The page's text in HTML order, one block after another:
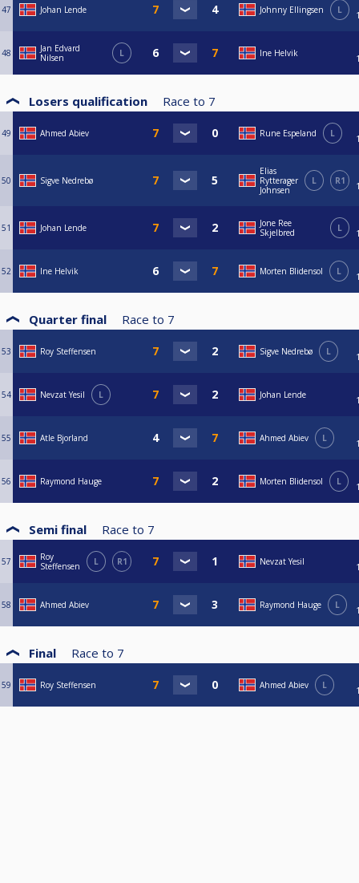
47 Johan Lende Johnny Ellingsen L
48
Jan Edvard
Nilsen
L Ine Helvik
Losers qualification Race to 7
49 Ahmed Abiev Rune Espeland L
50 Sigve Nedrebø
Elias
Rytterager
Johnsen
L R1
51 Johan Lende
Jone Ree
Skjelbred
L
52 Ine Helvik Morten Blidensol L
Quarter final Race to 7
53 Roy Steffensen Sigve Nedrebø L
54 Nevzat Yesil L Johan Lende
55 Atle Bjorland Ahmed Abiev L
56 Raymond Hauge Morten Blidensol L
Semi final Race to 7
57
Roy
Steffensen
L R1 Nevzat Yesil
58 Ahmed Abiev Raymond Hauge L
Final Race to 7
59 Roy Steffensen Ahmed Abiev L